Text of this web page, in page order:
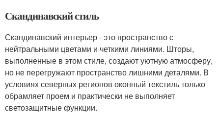
Скандинавский стиль
Скандинавский интерьер - это пространство с
нейтральными цветами и четкими линиями. Шторы,
выполненные в этом стиле, создают уютную атмосферу,
но не перегружают пространство лишними деталями. В
условиях северных регионов оконный текстиль только
обрамляет проем и практически не выполняет
светозащитные функции.